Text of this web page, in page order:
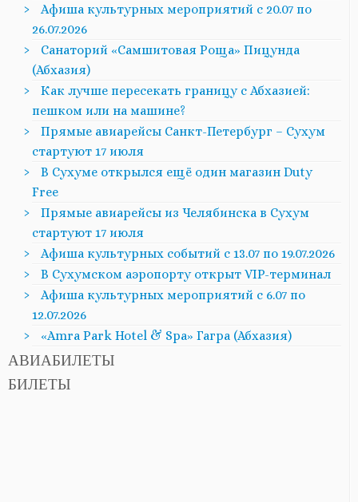
Афиша культурных мероприятий с 20.07 по
26.07.2026
Санаторий «Самшитовая Роща» Пицунда
(Абхазия)
Как лучше пересекать границу с Абхазией:
пешком или на машине?
Прямые авиарейсы Санкт-Петербург – Сухум
стартуют 17 июля
В Сухуме открылся ещё один магазин Duty
Free
Прямые авиарейсы из Челябинска в Сухум
стартуют 17 июля
Афиша культурных событий с 13.07 по 19.07.2026
В Сухумском аэропорту открыт VIP-терминал
Афиша культурных мероприятий с 6.07 по
12.07.2026
«Amra Park Hotel & Spa» Гагра (Абхазия)
АВИАБИЛЕТЫ
БИЛЕТЫ